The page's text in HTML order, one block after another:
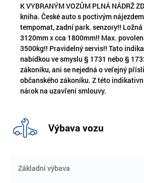
K VYBRANÝM VOZŮM PLNÁ NÁDRŽ
kniha. České auto s poctivým
tempomat, zadní park. senzory!!
3120mm x cca 1800mm!! Max.
3500kg!! Pravidelný servis!! Tato
nabídkou ve smyslu § 1731 nebo §
zákoníku, ani se nejedná o veřejný
občanského zákoníku. Z této
nárok na uzavření smlouvy.
Výbava vozu
Základní výbava